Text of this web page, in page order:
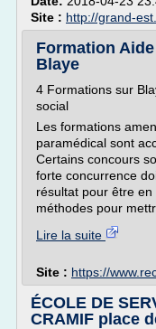
Site : http://grand-
Formation
Blaye
4 Formations sur
social
Les formations
paramédical sont
Certains concours
forte concurrence
résultat pour être
méthodes pour
Lire la suite
Site : https://
ÉCOLE DE
CRAMIF place